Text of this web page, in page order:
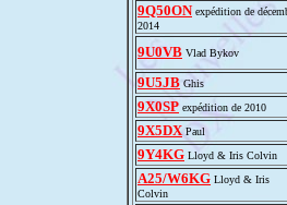
9Q50ON expédition de
2014
9U0VB Vlad Bykov
9U5JB Ghis
9X0SP expédition de 2010
9X5DX Paul
9Y4KG Lloyd & Iris Colvin
A25/W6KG Lloyd & Iris
Colvin